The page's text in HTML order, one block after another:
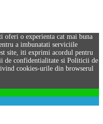
oferi o experienta cat mai buna
a imbunatati serviciile
site, iti exprimi acordul pentru
de confidentialitate si Politicii de
cookies-urile din browserul